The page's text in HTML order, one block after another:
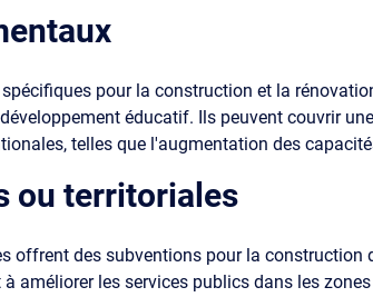
pour la construction et la
éducatif. Ils peuvent couvrir
telles que l'augmentation des
ou territoriales
offrent des subventions pour la construction
améliorer les services publics dans les